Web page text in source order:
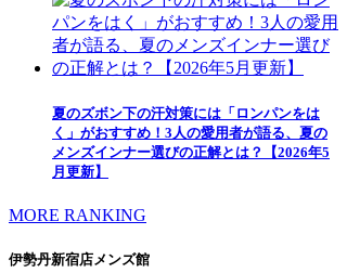
夏のズボン下の汗対策には「ロンパンをは
く」がおすすめ！3人の愛用者が語る、夏の
メンズインナー選びの正解とは？【2026年5
月更新】
MORE RANKING
伊勢丹新宿店メンズ館